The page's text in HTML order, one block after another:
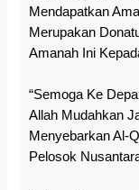
Mendapatkan
Merupakan
Amanah Ini
“Semoga Ke
Allah Mudahkan
Menyebarkan Al-
Pelosok